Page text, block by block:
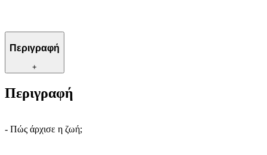
Περιγραφή
+
Περιγραφή
- Πώς άρχισε η ζωή;